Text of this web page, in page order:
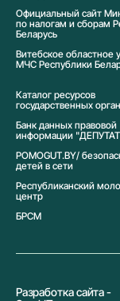
Официальный сайт
по налогам и сборам
Беларусь
Витебское областное
МЧС Республики
Каталог ресурсов
государственных
Банк данных правовой
информации
POMOGUT.BY/
детей в сети
Республиканский
центр
БРСМ
Разработка сайта -